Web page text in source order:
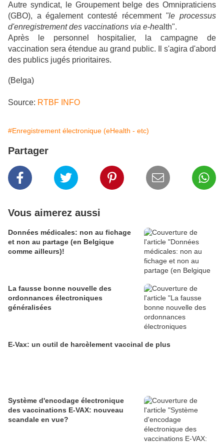
Autre syndicat, le Groupement belge des Omnipraticiens
(GBO), a également contesté récemment "le processus
d'enregistrement des vaccinations via e-health".
Après le personnel hospitalier, la campagne de
vaccination sera étendue au grand public. Il s'agira d'abord
des publics jugés prioritaires.
(Belga)
Source: RTBF INFO
#Enregistrement électronique (eHealth - etc)
Partager
Vous aimerez aussi
Données médicales: non au fichage
et non au partage (en Belgique
comme ailleurs)!
La fausse bonne nouvelle des
ordonnances électroniques
généralisées
E-Vax: un outil de harcèlement vaccinal de plus
Système d'encodage électronique
des vaccinations E-VAX: nouveau
scandale en vue?